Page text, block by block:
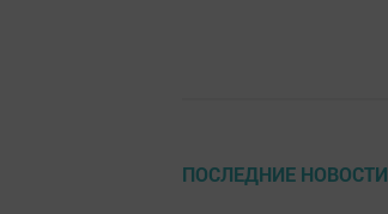
ПОСЛЕДНИЕ НОВОСТИ